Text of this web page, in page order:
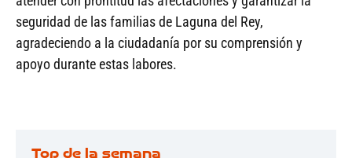
seguridad de las familias de Laguna del Rey,
agradeciendo a la ciudadanía por su comprensión y
apoyo durante estas labores.
Top de la semana